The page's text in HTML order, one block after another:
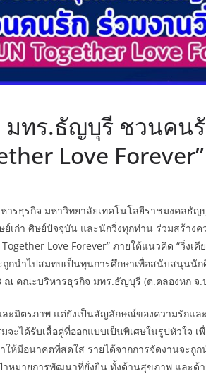
ทร.ธัญบุรี ชวนคนรั
Love Forever”
ธุรกิจ มหาวิทยาลัยเทคโนโลยีราชมงคลธัญ
ก่า ศิษย์ปัจจุบัน และนักวิ่งทุกท่าน ร่วมสร้างค
Love Forever” ภายใต้แนวคิด “วิ่งเคี
ถูกนำไปสมทบเป็นทุนการศึกษาเพื่อสนับสนุนนั
ณ คณะบริหารธุรกิจ มทร.ธัญบุรี (ต.คลองหก จ.
ละมิตรภาพ แต่ยังเป็นสัญลักษณ์ของความรักแ
จะได้รับเสื้อคู่ที่ออกแบบเป็นพิเศษในรูปหัวใจ
ห้มีอนาคตที่สดใส รายได้จากการจัดงานจะถู
าหมายการพัฒนาที่ยั่งยืน ทั้งด้านสุขภาพ และด้